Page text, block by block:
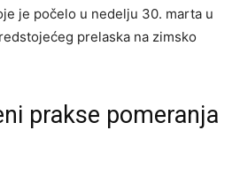
je počelo u nedelju 30. marta u
prelaska na zimsko
prakse pomeranja